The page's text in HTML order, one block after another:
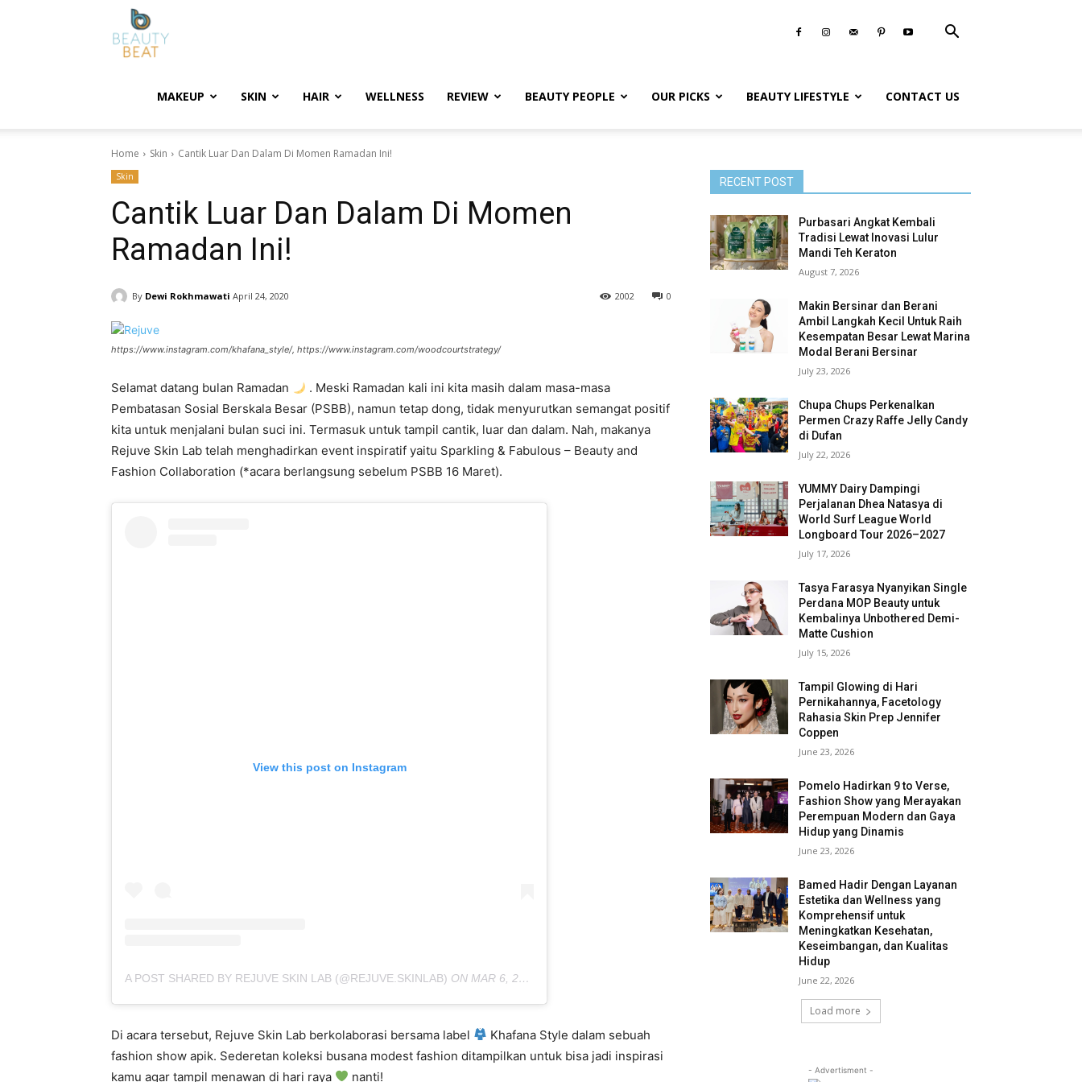
MAKEUP SKIN HAIR WELLNESS REVIEW BEAUTY PEOPLE OUR PICKS BEAUTY LIFESTYLE CONTACT US
Home Skin Cantik Luar Dan Dalam Di Momen Ramadan Ini!
Skin
Cantik Luar Dan Dalam Di Momen
Ramadan Ini!
By Dewi Rokhmawati April 24, 2020 0
2002
https://www.instagram.com/khafana_style/, https://www.instagram.com/woodcourtstrategy/
Selamat datang bulan Ramadan
. Meski Ramadan kali ini kita masih dalam masa-masa
Pembatasan Sosial Berskala Besar (PSBB), namun tetap dong, tidak menyurutkan semangat positif
kita untuk menjalani bulan suci ini. Termasuk untuk tampil cantik, luar dan dalam. Nah, makanya
Rejuve Skin Lab telah menghadirkan event inspiratif yaitu Sparkling & Fabulous – Beauty and
Fashion Collaboration (*acara berlangsung sebelum PSBB 16 Maret).
View this post on Instagram
A POST SHARED BY REJUVE SKIN LAB (@REJUVE.SKINLAB) ON MAR 6, 2020 AT 1:42AM PST
Di acara tersebut, Rejuve Skin Lab berkolaborasi bersama label
Khafana Style dalam sebuah
fashion show apik. Sederetan koleksi busana modest fashion ditampilkan untuk bisa jadi inspirasi
kamu agar tampil menawan di hari raya
nanti!
RECENT POST
Purbasari Angkat Kembali
Tradisi Lewat Inovasi Lulur
Mandi Teh Keraton
August 7, 2026
Makin Bersinar dan Berani
Ambil Langkah Kecil Untuk Raih
Kesempatan Besar Lewat Marina
Modal Berani Bersinar
July 23, 2026
Chupa Chups Perkenalkan
Permen Crazy Raffe Jelly Candy
di Dufan
July 22, 2026
YUMMY Dairy Dampingi
Perjalanan Dhea Natasya di
World Surf League World
Longboard Tour 2026–2027
July 17, 2026
Tasya Farasya Nyanyikan Single
Perdana MOP Beauty untuk
Kembalinya Unbothered Demi-
Matte Cushion
July 15, 2026
Tampil Glowing di Hari
Pernikahannya, Facetology
Rahasia Skin Prep Jennifer
Coppen
June 23, 2026
Pomelo Hadirkan 9 to Verse,
Fashion Show yang Merayakan
Perempuan Modern dan Gaya
Hidup yang Dinamis
June 23, 2026
Bamed Hadir Dengan Layanan
Estetika dan Wellness yang
Komprehensif untuk
Meningkatkan Kesehatan,
Keseimbangan, dan Kualitas
Hidup
June 22, 2026
Load more
- Advertisment -